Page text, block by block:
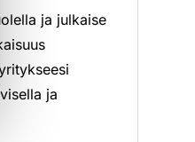
ja julkaise
ja